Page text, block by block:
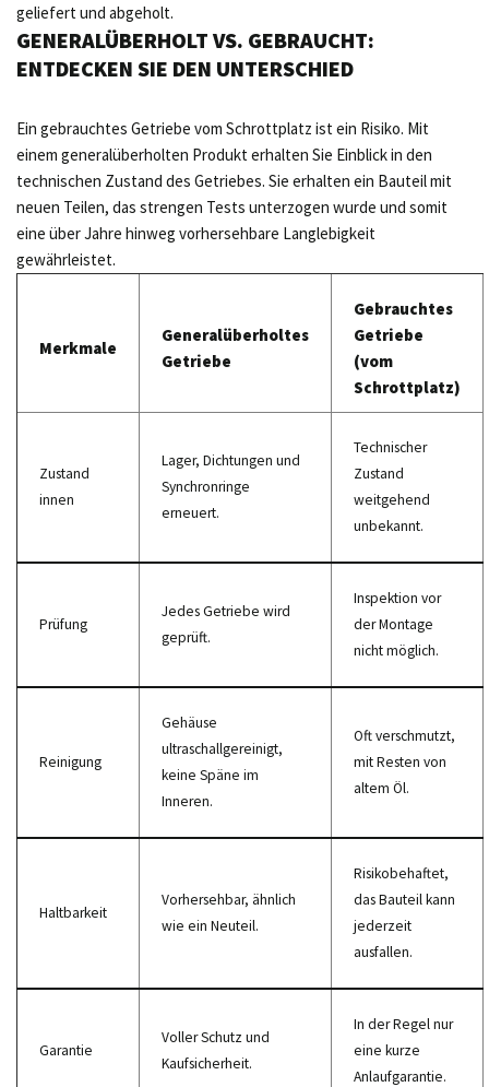
geliefert und abgeholt.
GENERALÜBERHOLT VS. GEBRAUCHT:
ENTDECKEN SIE DEN UNTERSCHIED
Ein gebrauchtes Getriebe vom Schrottplatz ist ein Risiko. Mit
einem generalüberholten Produkt erhalten Sie Einblick in den
technischen Zustand des Getriebes. Sie erhalten ein Bauteil mit
neuen Teilen, das strengen Tests unterzogen wurde und somit
eine über Jahre hinweg vorhersehbare Langlebigkeit
gewährleistet.
Merkmale
Generalüberholtes
Getriebe
Gebrauchtes
Getriebe
(vom
Schrottplatz)
Zustand
innen
Lager, Dichtungen und
Synchronringe
erneuert.
Technischer
Zustand
weitgehend
unbekannt.
Prüfung
Jedes Getriebe wird
geprüft.
Inspektion vor
der Montage
nicht möglich.
Reinigung
Gehäuse
ultraschallgereinigt,
keine Späne im
Inneren.
Oft verschmutzt,
mit Resten von
altem Öl.
Haltbarkeit
Vorhersehbar, ähnlich
wie ein Neuteil.
Risikobehaftet,
das Bauteil kann
jederzeit
ausfallen.
Garantie
Voller Schutz und
Kaufsicherheit.
In der Regel nur
eine kurze
Anlaufgarantie.